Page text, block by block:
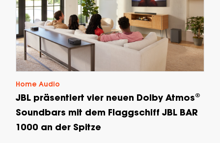
Home Audio
JBL präsentiert vier neuen Dolby Atmos®
Soundbars mit dem Flaggschiff JBL BAR
1000 an der Spitze